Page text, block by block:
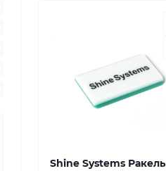
Shine Systems Ракель